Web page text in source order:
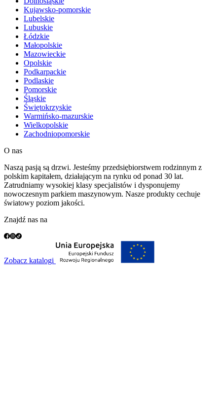
Kujawsko-pomorskie
Lubelskie
Lubuskie
Łódzkie
Małopolskie
Mazowieckie
Opolskie
Podkarpackie
Podlaskie
Pomorskie
Śląskie
Świętokrzyskie
Warmińsko-mazurskie
Wielkopolskie
Zachodniopomorskie
O nas
Naszą pasją są drzwi. Jesteśmy przedsiębiorstwem rodzinnym z
polskim kapitałem, działającym na rynku od ponad 30 lat.
Zatrudniamy wysokiej klasy specjalistów i dysponujemy
nowoczesnym parkiem maszynowym. Nasze produkty cechuje
światowy poziom jakości.
Znajdź nas na
Zobacz katalogi